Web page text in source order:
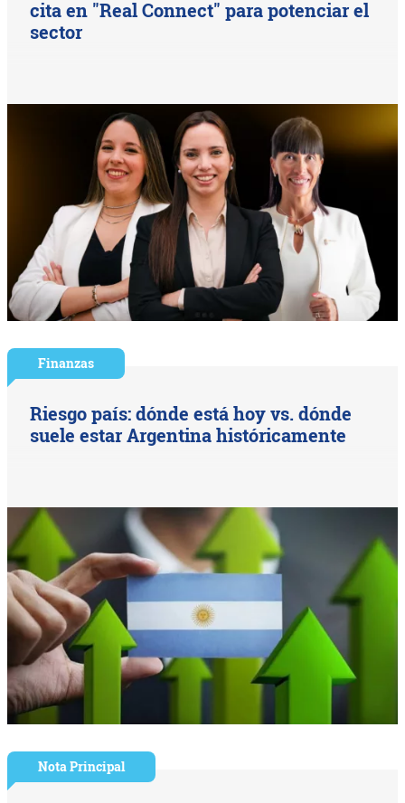
cita en "Real Connect" para potenciar el
sector
Finanzas
Riesgo país: dónde está hoy vs. dónde
suele estar Argentina históricamente
Nota Principal